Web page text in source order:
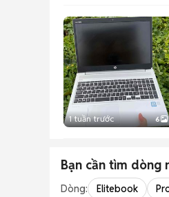
1 tuần trước 6
Bạn cần tìm dòng
Dòng: Elitebook